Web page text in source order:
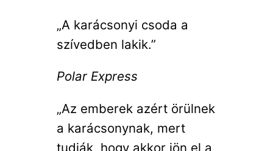
„A karácsonyi csoda a
szívedben lakik.”
Polar Express
„Az emberek azért örülnek
a karácsonynak, mert
tudják, hogy akkor jön el a